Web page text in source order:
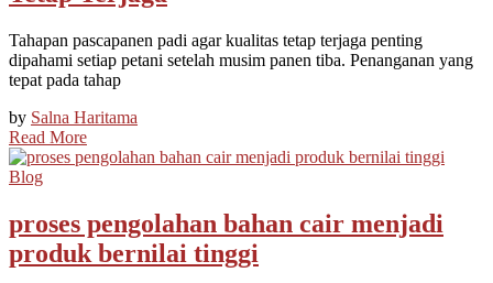
Tahapan pascapanen padi agar kualitas tetap terjaga penting
dipahami setiap petani setelah musim panen tiba. Penanganan yang
tepat pada tahap
by Salna Haritama
Read More
Blog
proses pengolahan bahan cair menjadi
produk bernilai tinggi